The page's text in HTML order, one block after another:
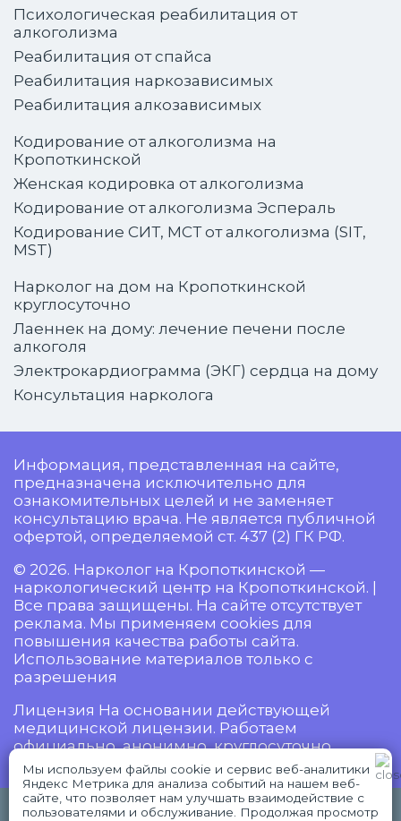
Психологическая реабилитация от
алкоголизма
Реабилитация от спайса
Реабилитация наркозависимых
Реабилитация алкозависимых
Кодирование от алкоголизма на
Кропоткинской
Женская кодировка от алкоголизма
Кодирование от алкоголизма Эспераль
Кодирование СИТ, МСТ от алкоголизма (SIT,
MST)
Нарколог на дом на Кропоткинской
круглосуточно
Лаеннек на дому: лечение печени после
алкоголя
Электрокардиограмма (ЭКГ) сердца на дому
Консультация нарколога
Информация, представленная на сайте,
предназначена исключительно для
ознакомительных целей и не заменяет
консультацию врача. Не является публичной
офертой, определяемой ст. 437 (2) ГК РФ.
© 2026. Нарколог на Кропоткинской —
наркологический центр на Кропоткинской. |
Все права защищены. На сайте отсутствует
реклама. Мы применяем cookies для
повышения качества работы сайта.
Использование материалов только с
разрешения
Лицензия На основании действующей
медицинской лицензии. Работаем
официально, анонимно, круглосуточно.
18+ Имеются противопоказания,
WhatsApp Telegram
Мы используем файлы cookie и сервис веб-аналитики
Яндекс Метрика для анализа событий на нашем веб-
сайте, что позволяет нам улучшать взаимодействие с
пользователями и обслуживание. Продолжая просмотр